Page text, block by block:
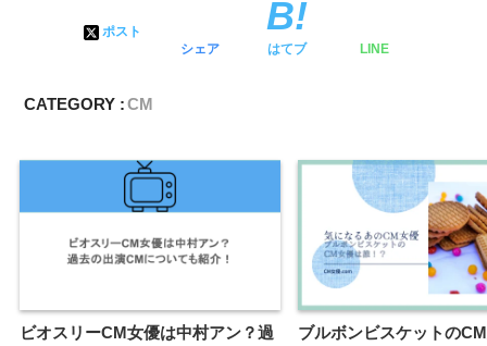
ポスト
シェア
はてブ LINE
CATEGORY :CM
ビオスリーCM女優は中村アン？過
ブルボンビスケットの